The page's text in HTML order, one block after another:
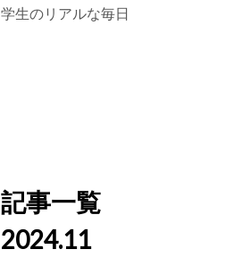
学生のリアルな毎日
記事一覧
2024.11